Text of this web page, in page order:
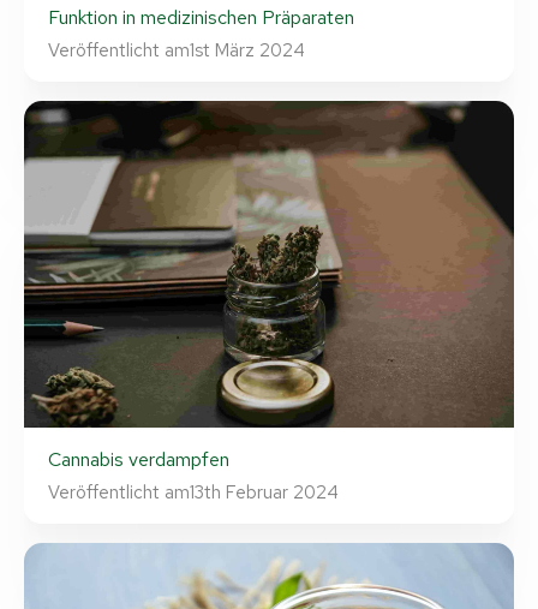
Funktion in medizinischen Präparaten
Veröffentlicht am1st März 2024
Cannabis verdampfen
Veröffentlicht am13th Februar 2024